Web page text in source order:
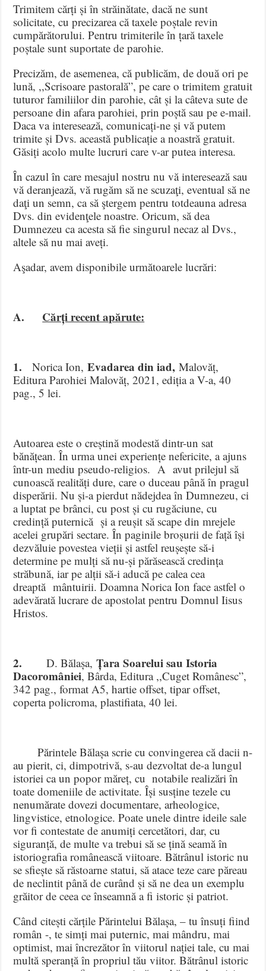
Trimitem cărți și în străinătate, dacă ne sunt
solicitate, cu precizarea că taxele poștale revin
cumpărătorului. Pentru trimiterile în țară taxele
poștale sunt suportate de parohie.
Precizăm, de asemenea, că publicăm, de două ori pe
lună, ,,Scrisoare pastorală”, pe care o trimitem gratuit
tuturor familiilor din parohie, cât și la câteva sute de
persoane din afara parohiei, prin poștă sau pe e-mail.
Daca va interesează, comunicați-ne și vă putem
trimite și Dvs. această publicație a noastră gratuit.
Găsiți acolo multe lucruri care v-ar putea interesa.
În cazul în care mesajul nostru nu vă interesează sau
vă deranjează, vă rugăm să ne scuzaţi, eventual să ne
daţi un semn, ca să ştergem pentru totdeauna adresa
Dvs. din evidenţele noastre. Oricum, să dea
Dumnezeu ca acesta să fie singurul necaz al Dvs.,
altele să nu mai aveți.
Aşadar, avem disponibile următoarele lucrări:
A. Cărți recent apărute:
1.Norica Ion,Evadarea din iad,Malovăț,
Editura Parohiei Malovăț, 2021, ediția a V-a, 40
pag., 5 lei.
Autoarea este o creștină modestă dintr-un sat
bănățean. În urma unei experiențe nefericite, a ajuns
într-un mediu pseudo-religios. A avut prilejul să
cunoască realități dure, care o duceau până în pragul
disperării. Nu și-a pierdut nădejdea în Dumnezeu, ci
a luptat pe brânci, cu post și cu rugăciune, cu
credință puternică și a reușit să scape din mrejele
acelei grupări sectare. În paginile broșurii de față își
dezvăluie povestea vieții și astfel reușește să-i
determine pe mulți să nu-și părăsească credința
străbună, iar pe alții să-i aducă pe calea cea
dreaptă mântuirii. Doamna Norica Ion face astfel o
adevărată lucrare de apostolat pentru Domnul Iisus
Hristos.
2.D. Bălașa,Țara Soarelui sau Istoria
Dacoromâniei, Bârda, Editura ,,Cuget Românesc”,
342 pag., format A5, hartie offset, tipar offset,
coperta policroma, plastifiata, 40 lei.
Părintele Bălașa scrie cu convingerea că dacii n-
au pierit, ci, dimpotrivă, s-au dezvoltat de-a lungul
istoriei ca un popor măreț, cu notabile realizări în
toate domeniile de activitate. Își susține tezele cu
nenumărate dovezi documentare, arheologice,
lingvistice, etnologice. Poate unele dintre ideile sale
vor fi contestate de anumiți cercetători, dar, cu
siguranță, de multe va trebui să se țină seamă în
istoriografia românească viitoare. Bătrânul istoric nu
se sfiește să răstoarne statui, să atace teze care păreau
de neclintit până de curând și să ne dea un exemplu
grăitor de ceea ce înseamnă a fi istoric și patriot.
Când citești cărțile Părintelui Bălașa, – tu însuți fiind
român -, te simți mai puternic, mai mândru, mai
optimist, mai încrezător în viitorul nației tale, cu mai
multă speranță în propriul tău viitor. Bătrânul istoric